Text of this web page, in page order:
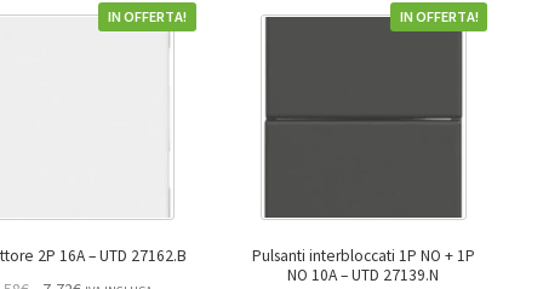
Interruttore 2P 16A – UTD 27162.B
IN OFFERTA!
Pulsanti interbloccati 1P NO + 1P
NO 10A – UTD 27139.N
IN OFFERTA!